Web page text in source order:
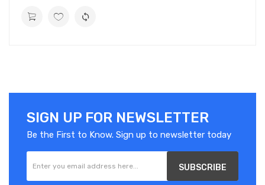
SIGN UP FOR NEWSLETTER
Be the First to Know. Sign up to newsletter today
SUBSCRIBE